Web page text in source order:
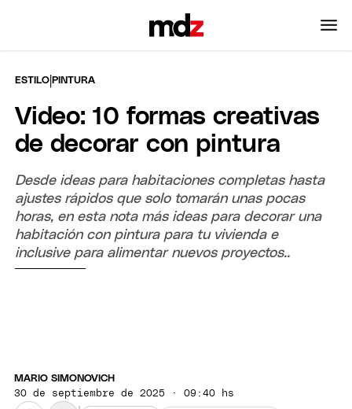
ESTILO |PINTURA
Video: 10 formas creativas
de decorar con pintura
Desde ideas para habitaciones completas hasta
ajustes rápidos que solo tomarán unas pocas
horas, en esta nota más ideas para decorar una
habitación con pintura para tu vivienda e
inclusive para alimentar nuevos proyectos..
MARIO SIMONOVICH
30 de septiembre de 2025 · 09:40 hs